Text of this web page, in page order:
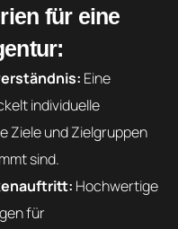
für eine
Eine
individuelle
Ziele und Zielgruppen
sind.
Hochwertige
für